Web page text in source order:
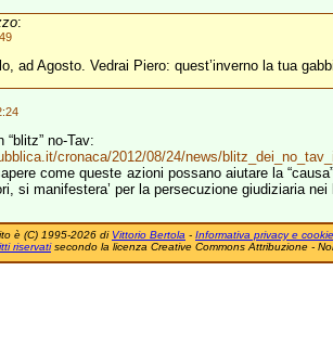
:
ad Agosto. Vedrai Piero: quest’inverno la tua
“blitz” no-Tav:
cronaca/2012/08/24/news/
come queste azioni possano aiutare la
si manifestera’ per la persecuzione giudiziaria nei
è (C) 1995-2026 di Vittorio Bertola - Informativa privacy e cookie
riservatisecondo la licenza Creative Commons Attribuzione -